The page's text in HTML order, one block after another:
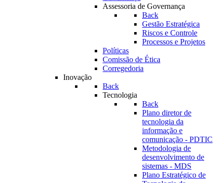
Assessoria de Governança
Back
Gestão Estratégica
Riscos e Controle
Processos e Projetos
Políticas
Comissão de Ética
Corregedoria
Inovação
Back
Tecnologia
Back
Plano diretor de
tecnologia da
informação e
comunicação - PDTIC
Metodologia de
desenvolvimento de
sistemas - MDS
Plano Estratégico de